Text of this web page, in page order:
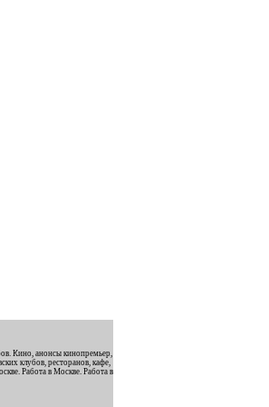
Кино, анонсы кинопремьер,
клубов, ресторанов, кафе,
Работа в Москве. Работа в